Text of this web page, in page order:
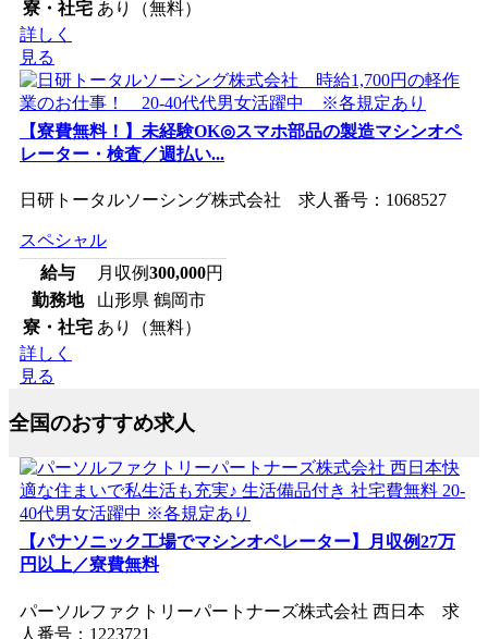
寮・社宅 あり（無料）
詳しく
見る
【寮費無料！】未経験OK◎スマホ部品の製造マシンオペ
レーター・検査／週払い...
日研トータルソーシング株式会社 求人番号：1068527
スペシャル
給与
月収例300,000円
勤務地
山形県 鶴岡市
寮・社宅 あり（無料）
詳しく
見る
全国のおすすめ求人
【パナソニック工場でマシンオペレーター】月収例27万
円以上／寮費無料
パーソルファクトリーパートナーズ株式会社 西日本 求
人番号：1223721